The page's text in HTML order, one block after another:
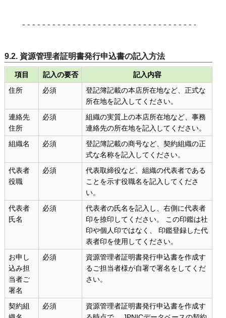
9.2. 資源管理者証明書発行申込書の記入方法
項目 記入の要否
記入内容
住所
必須
登記簿記載の本店所在地など、正式な
所在地を記入してください。
連絡先
住所
必須
組織の実質上の本店所在地など、事務
連絡先の所在地を記入してください。
組織名
必須
登記簿記載の商号など、契約組織の正
式な名称を記入してください。
代表者
役職
必須
代表取締役など、組織の代表者である
ことを示す役職名を記入してくださ
い。
代表者
氏名
必須
代表者の氏名を記入し、右側に代表者
印を捺印してください。 この印鑑は社
印や個人印ではなく、 印鑑登録した代
表者印を使用してください。
お申し
込み担
当者ご
署名
必須
資源管理者証明書発行申込書を作成す
るご担当者様が自署で署名をしてくだ
さい。
契約組
必須
資源管理者証明書発行申込書を作成す